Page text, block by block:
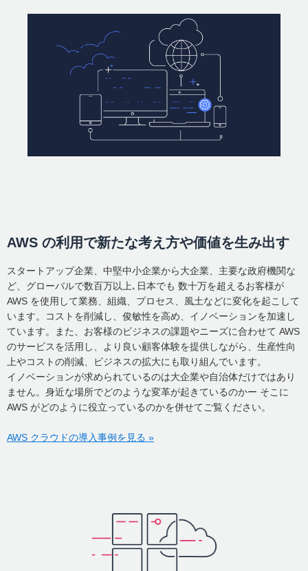
AWS の利用で新たな考え方や価値を生み出す
スタートアップ企業、中堅中小企業から大企業、主要な政府機関な
ど、グローバルで数百万以上､日本でも 数十万を超えるお客様が
AWS を使用して業務、組織、プロセス、風土などに変化を起こして
います。コストを削減し、俊敏性を高め、イノベーションを加速し
ています。また、お客様のビジネスの課題やニーズに合わせて AWS
のサービスを活用し、より良い顧客体験を提供しながら、生産性向
上やコストの削減、ビジネスの拡大にも取り組んでいます。
イノベーションが求められているのは大企業や自治体だけではあり
ません。身近な場所でどのような変革が起きているのかー そこに
AWS がどのように役立っているのかを併せてご覧ください。
AWS クラウドの導入事例を見る »